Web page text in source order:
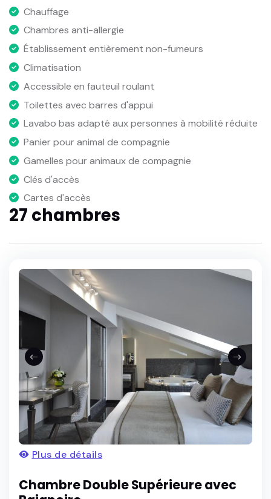
Chauffage
Chambres anti-allergie
Établissement entièrement non-fumeurs
Climatisation
Accessible en fauteuil roulant
Toilettes avec barres d'appui
Lavabo bas adapté aux personnes à mobilité réduite
Panier pour animal de compagnie
Gamelles pour animaux de compagnie
Clés d'accès
Cartes d'accès
27 chambres
Plus de détails
Chambre Double Supérieure avec